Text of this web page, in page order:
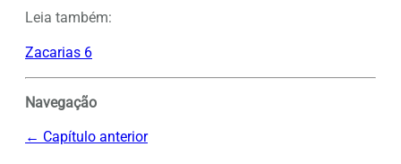
Leia também:
Zacarias 6
Navegação
← Capítulo anterior